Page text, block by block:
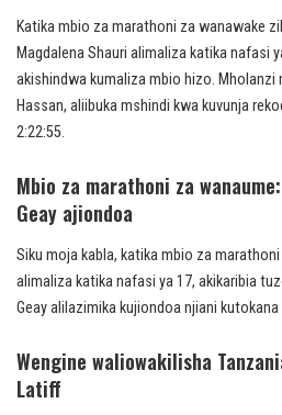
Katika mbio za marathoni za wanawake
Magdalena Shauri alimaliza katika nafasi
akishindwa kumaliza mbio hizo. Mholanzi
Hassan, aliibuka mshindi kwa kuvunja
2:22:55.
Mbio za marathoni za
Geay ajiondoa
Siku moja kabla, katika mbio za
alimaliza katika nafasi ya 17, akikaribia
Geay alilazimika kujiondoa njiani
Wengine waliowakilisha
Latiff